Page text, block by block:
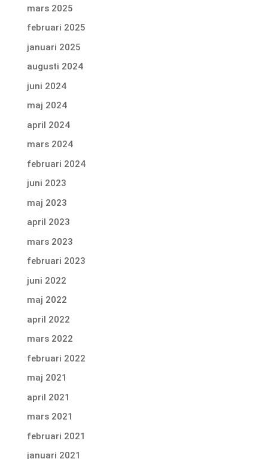
mars 2025
februari 2025
januari 2025
augusti 2024
juni 2024
maj 2024
april 2024
mars 2024
februari 2024
juni 2023
maj 2023
april 2023
mars 2023
februari 2023
juni 2022
maj 2022
april 2022
mars 2022
februari 2022
maj 2021
april 2021
mars 2021
februari 2021
januari 2021